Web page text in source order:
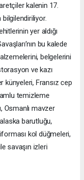
kalenin 17.
bilgilendiriliyor.
yer aldığı
bu kalede
belgelerini
ve kazı
künyeleri, Fransız cep
temizleme
Osmanlı mavzer
barutluğu,
kol düğmeleri,
savaşın izleri